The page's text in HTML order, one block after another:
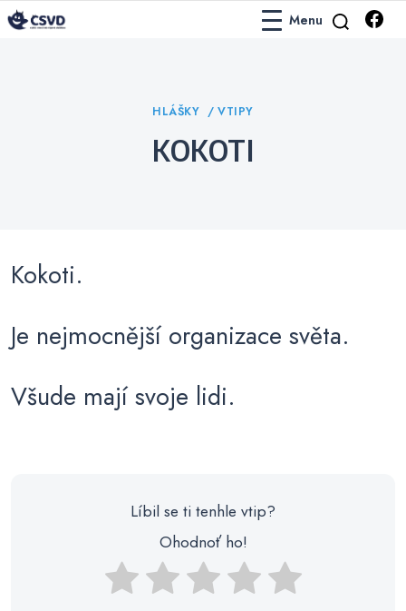
Menu
Categories
HLÁŠKY VTIPY
KOKOTI
Kokoti.
Je nejmocnější organizace světa.
Všude mají svoje lidi.
Líbil se ti tenhle vtip?
Ohodnoť ho!